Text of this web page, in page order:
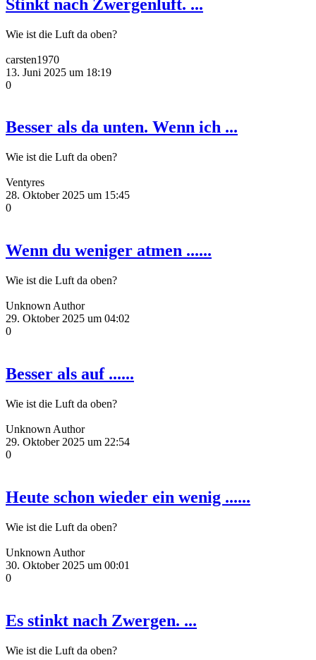
Stinkt nach Zwergenluft. ...
Wie ist die Luft da oben?
carsten1970
13. Juni 2025 um 18:19
0
Besser als da unten. Wenn ich ...
Wie ist die Luft da oben?
Ventyres
28. Oktober 2025 um 15:45
0
Wenn du weniger atmen ......
Wie ist die Luft da oben?
Unknown Author
29. Oktober 2025 um 04:02
0
Besser als auf ......
Wie ist die Luft da oben?
Unknown Author
29. Oktober 2025 um 22:54
0
Heute schon wieder ein wenig ......
Wie ist die Luft da oben?
Unknown Author
30. Oktober 2025 um 00:01
0
Es stinkt nach Zwergen. ...
Wie ist die Luft da oben?